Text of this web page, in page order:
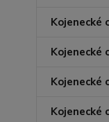
Kojenecké
Kojenecké
Kojenecké
Kojenecké